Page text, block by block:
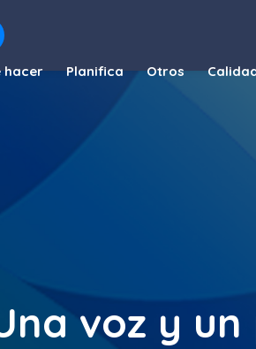
hacer Planifica Otros
voz y